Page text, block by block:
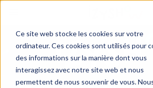
Ce site web stocke les cookies sur votre
ordinateur. Ces cookies sont utilisés pour
des informations sur la manière dont vous
interagissez avec notre site web et nous
permettent de nous souvenir de vous.